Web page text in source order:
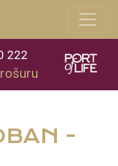
222
-